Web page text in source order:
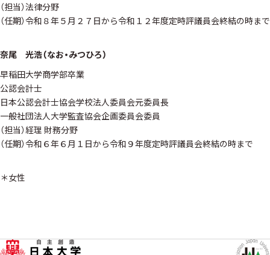
（担当）法律分野
（任期）令和８年５月２７日から令和１２年度定時評議員会終結の時まで
奈尾 光浩（なお・みつひろ）
早稲田大学商学部卒業
公認会計士
日本公認会計士協会学校法人委員会元委員長
一般社団法人大学監査協会企画委員会委員
（担当）経理 財務分野
（任期）令和６年６月１日から令和９年度定時評議員会終結の時まで
＊女性